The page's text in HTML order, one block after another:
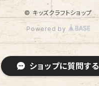
ム
© キッズクラフトショップ
Powered by
ショップに質問する